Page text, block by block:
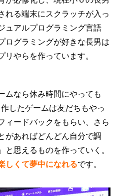
れる端末にスクラッチが入っ
ュアルプログラミング言語
ログラミングが好きな長男は
リやらを作っています。
ムなら休み時間にやっても
したゲームは友だちもやっ
ィードバックをもらい、さら
があればどんどん自分で調
思えるものを作っていく。
しくて夢中になれるです。